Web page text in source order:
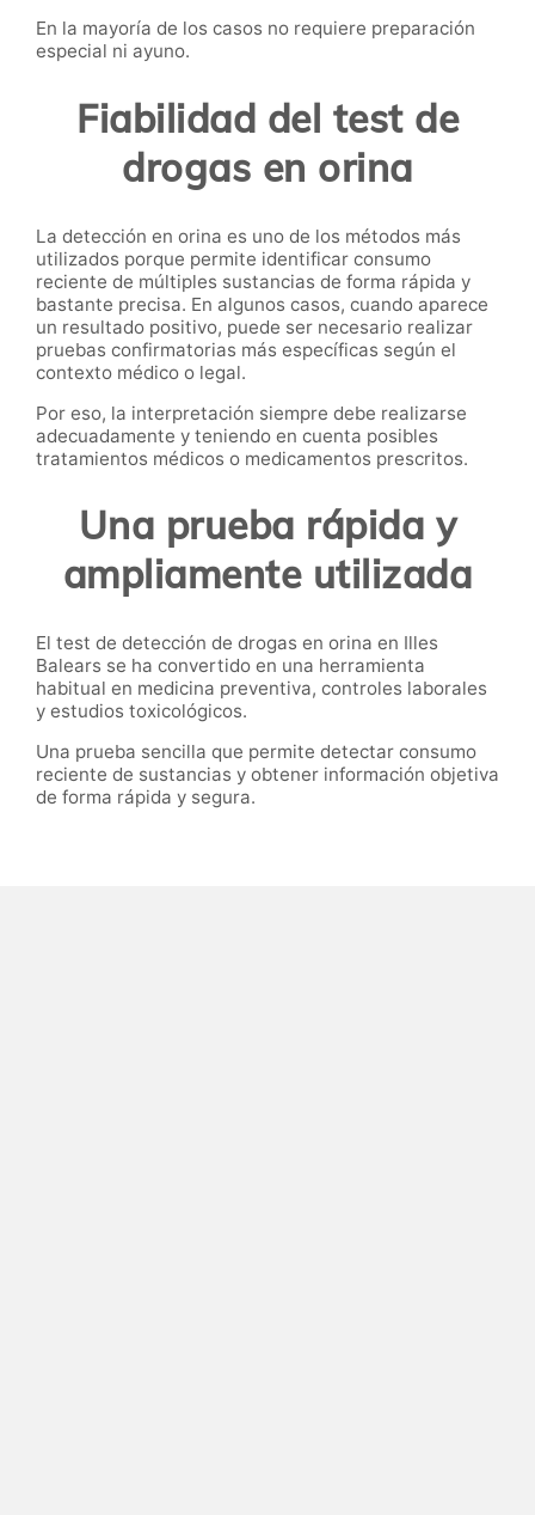
En la mayoría de los casos no requiere preparación
especial ni ayuno.
Fiabilidad del test de
drogas en orina
La detección en orina es uno de los métodos más
utilizados porque permite identificar consumo
reciente de múltiples sustancias de forma rápida y
bastante precisa. En algunos casos, cuando aparece
un resultado positivo, puede ser necesario realizar
pruebas confirmatorias más específicas según el
contexto médico o legal.
Por eso, la interpretación siempre debe realizarse
adecuadamente y teniendo en cuenta posibles
tratamientos médicos o medicamentos prescritos.
Una prueba rápida y
ampliamente utilizada
El test de detección de drogas en orina en Illes
Balears se ha convertido en una herramienta
habitual en medicina preventiva, controles laborales
y estudios toxicológicos.
Una prueba sencilla que permite detectar consumo
reciente de sustancias y obtener información objetiva
de forma rápida y segura.